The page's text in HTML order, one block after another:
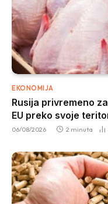
EKONOMIJA
Rusija privremeno
EU preko svoje
06/08/2026 2 minuta